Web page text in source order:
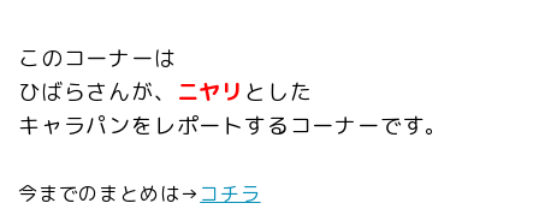
このコーナーは
ひばらさんが、 ニヤリ とした
キャラパンをレポートするコーナーです。
今までのまとめは→ コチラ